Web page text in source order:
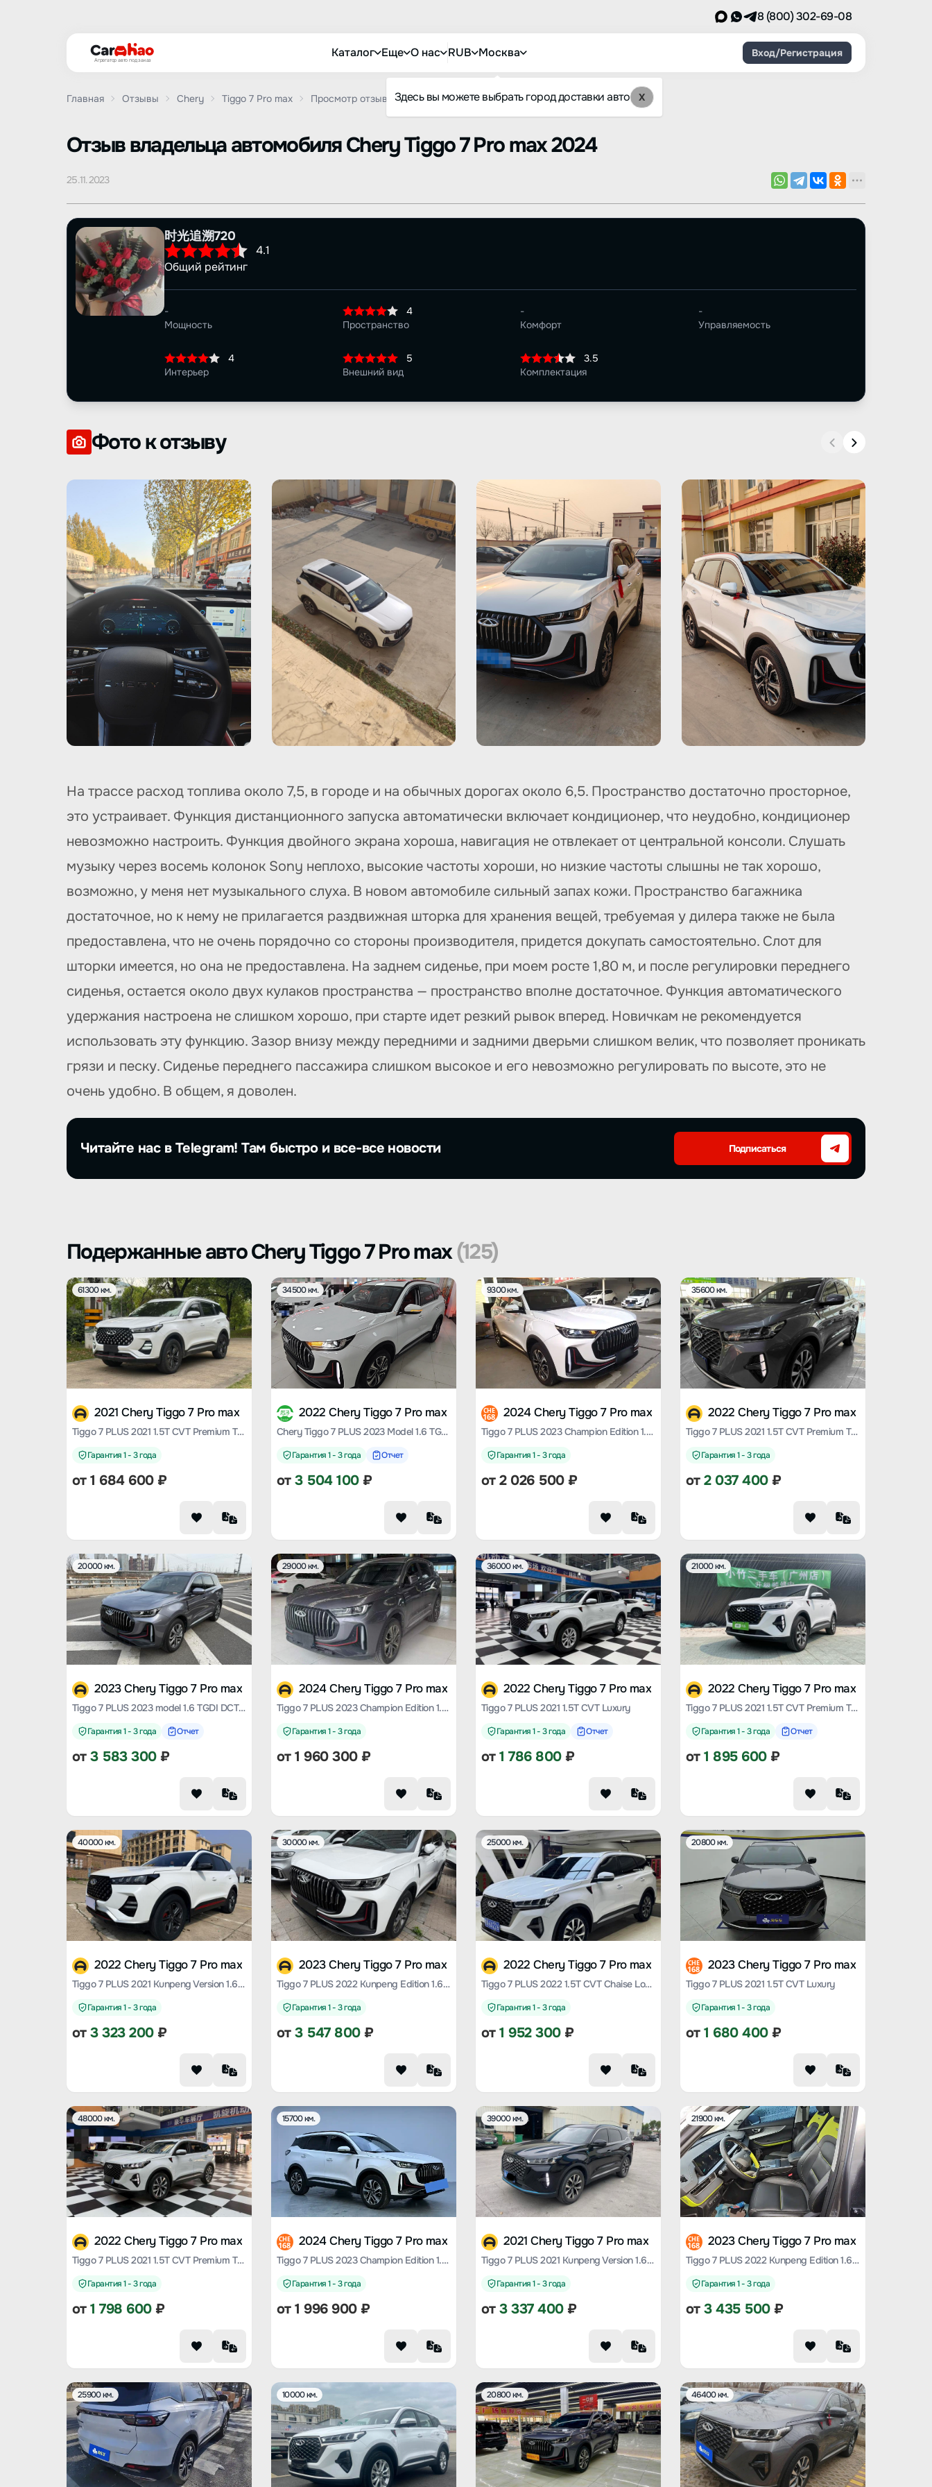
8 (800) 302-69-08
Агрегатор авто под заказ
Каталог Еще О нас RUB Москва
Здесь вы можете выбрать город доставки авто X
Вход/Регистрация
Главная Отзывы Chery Tiggo 7 Pro max Просмотр отзыва
Oтзыв владельца автомобиляChery Tiggo 7 Pro max 2024
25.11.2023
时光追溯720
4.1
Общий рейтинг
-
Мощность
4
Пространство
-
Комфорт
-
Управляемость
4
Интерьер
5
Внешний вид
3.5
Комплектация
Фото к отзыву
На трассе расход топлива около 7,5, в городе и на обычных дорогах около 6,5. Пространство достаточно просторное,
это устраивает. Функция дистанционного запуска автоматически включает кондиционер, что неудобно, кондиционер
невозможно настроить. Функция двойного экрана хороша, навигация не отвлекает от центральной консоли. Слушать
музыку через восемь колонок Sony неплохо, высокие частоты хороши, но низкие частоты слышны не так хорошо,
возможно, у меня нет музыкального слуха. В новом автомобиле сильный запах кожи. Пространство багажника
достаточное, но к нему не прилагается раздвижная шторка для хранения вещей, требуемая у дилера также не была
предоставлена, что не очень порядочно со стороны производителя, придется докупать самостоятельно. Слот для
шторки имеется, но она не предоставлена. На заднем сиденье, при моем росте 1,80 м, и после регулировки переднего
сиденья, остается около двух кулаков пространства — пространство вполне достаточное. Функция автоматического
удержания настроена не слишком хорошо, при старте идет резкий рывок вперед. Новичкам не рекомендуется
использовать эту функцию. Зазор внизу между передними и задними дверьми слишком велик, что позволяет проникать
грязи и песку. Сиденье переднего пассажира слишком высокое и его невозможно регулировать по высоте, это не
очень удобно. В общем, я доволен.
Читайте нас в Telegram! Там быстро и все-все новости Подписаться
Подержанные авто Chery Tiggo 7 Pro max(125)
61300 км.
2021 Chery Tiggo 7 Pro max
Tiggo 7 PLUS 2021 1.5T CVT Premium Type
Гарантия 1 - 3 года
от1 684 600₽
34500 км.
2022 Chery Tiggo 7 Pro max
Chery Tiggo 7 PLUS 2023 Model 1.6 TGDI DCT Premium Type
Гарантия 1 - 3 года Отчет
от3 504 100₽
9300 км.
CHE
168 2024 Chery Tiggo 7 Pro max
Tiggo 7 PLUS 2023 Champion Edition 1.5 TCI CVT Extraordinary Edition
Гарантия 1 - 3 года
от2 026 500₽
35600 км.
2022 Chery Tiggo 7 Pro max
Tiggo 7 PLUS 2021 1.5T CVT Premium Type
Гарантия 1 - 3 года
от2 037 400₽
20000 км.
2023 Chery Tiggo 7 Pro max
Tiggo 7 PLUS 2023 model 1.6 TGDI DCT Premium Type
Гарантия 1 - 3 года Отчет
от3 583 300₽
29000 км.
2024 Chery Tiggo 7 Pro max
Tiggo 7 PLUS 2023 Champion Edition 1.5 TCI CVT Extraordinary Type
Гарантия 1 - 3 года
от1 960 300₽
36000 км.
2022 Chery Tiggo 7 Pro max
Tiggo 7 PLUS 2021 1.5T CVT Luxury
Гарантия 1 - 3 года Отчет
от1 786 800₽
21000 км.
2022 Chery Tiggo 7 Pro max
Tiggo 7 PLUS 2021 1.5T CVT Premium Type
Гарантия 1 - 3 года Отчет
от1 895 600₽
40000 км.
2022 Chery Tiggo 7 Pro max
Tiggo 7 PLUS 2021 Kunpeng Version 1.6 TGDI DCT Premium+
Гарантия 1 - 3 года
от3 323 200₽
30000 км.
2023 Chery Tiggo 7 Pro max
Tiggo 7 PLUS 2022 Kunpeng Edition 1.6 TGDI DCT Chaise Longue Limited Edition Premium Type
Гарантия 1 - 3 года
от3 547 800₽
25000 км.
2022 Chery Tiggo 7 Pro max
Tiggo 7 PLUS 2022 1.5T CVT Chaise Longue Limited Edition Premium Model
Гарантия 1 - 3 года
от1 952 300₽
20800 км.
CHE
168 2023 Chery Tiggo 7 Pro max
Tiggo 7 PLUS 2021 1.5T CVT Luxury
Гарантия 1 - 3 года
от1 680 400₽
48000 км.
2022 Chery Tiggo 7 Pro max
Tiggo 7 PLUS 2021 1.5T CVT Premium Type
Гарантия 1 - 3 года
от1 798 600₽
15700 км.
CHE
168 2024 Chery Tiggo 7 Pro max
Tiggo 7 PLUS 2023 Champion Edition 1.5 TCI CVT Extraordinary Edition
Гарантия 1 - 3 года
от1 996 900₽
39000 км.
2021 Chery Tiggo 7 Pro max
Tiggo 7 PLUS 2021 Kunpeng Version 1.6 TGDI DCT Premium Type
Гарантия 1 - 3 года
от3 337 400₽
21900 км.
CHE
168 2023 Chery Tiggo 7 Pro max
Tiggo 7 PLUS 2022 Kunpeng Edition 1.6 TGDI DCT Chaise Longue Limited Edition Premium Type
Гарантия 1 - 3 года
от3 435 500₽
25900 км. 10000 км. 20800 км. 46400 км.